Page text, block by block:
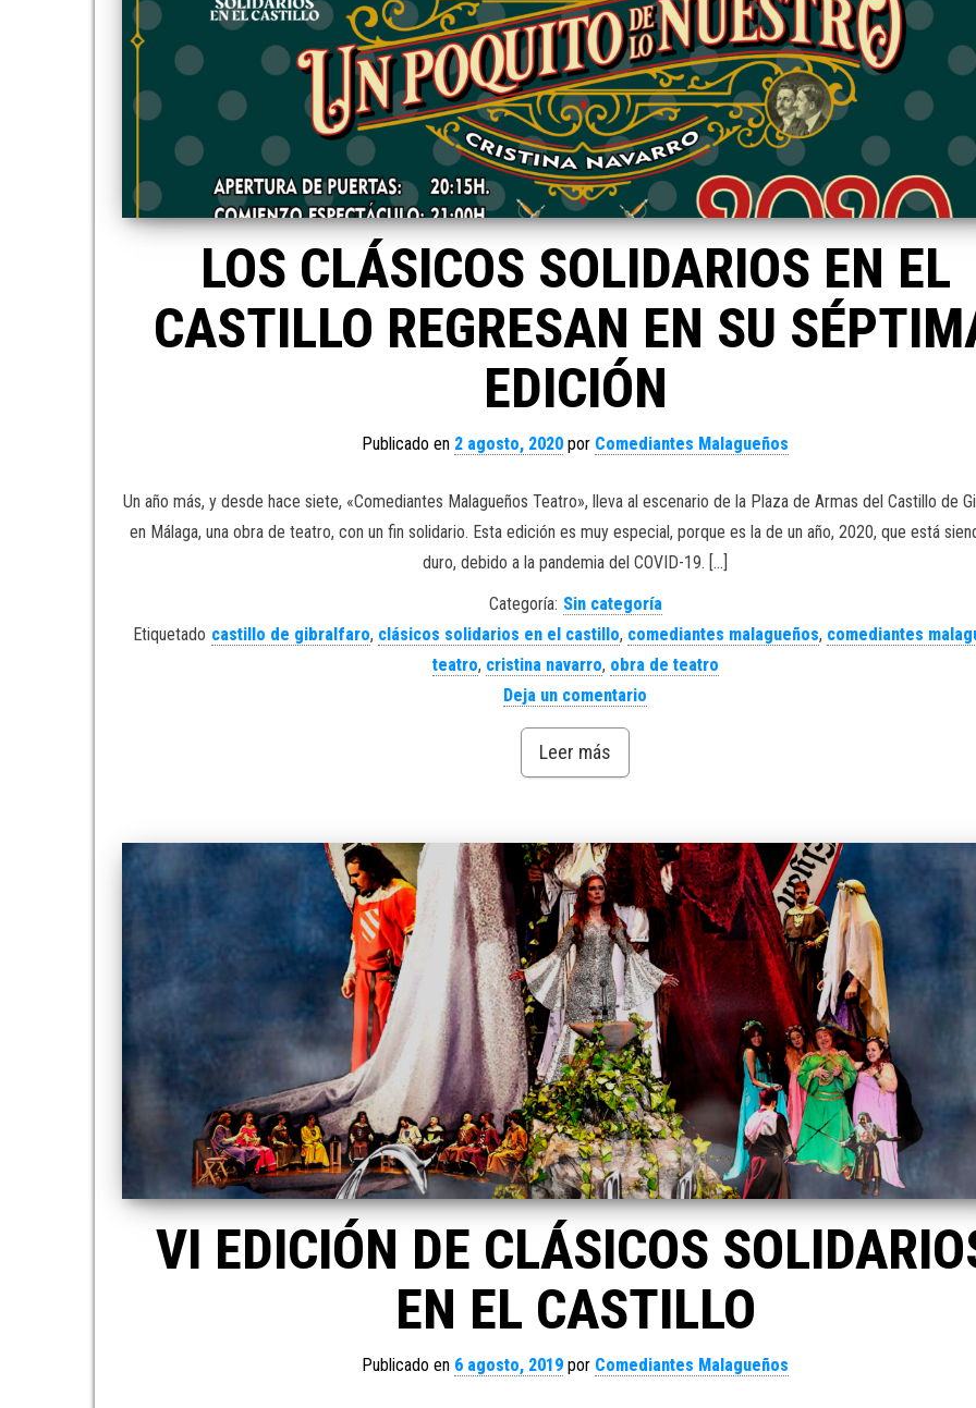
LOS CLÁSICOS SOLIDARIOS EN EL
CASTILLO REGRESAN EN SU
EDICIÓN
Publicado en 2 agosto, 2020 por Comediantes Malagueños
Un año más, y desde hace siete, «Comediantes Malagueños Teatro», lleva al escenario de la Plaza de Armas del Castillo de
en Málaga, una obra de teatro, con un fin solidario. Esta edición es muy especial, porque es la de un año, 2020, que está
duro, debido a la pandemia del COVID-19. […]
Categoría: Sin categoría
Etiquetado castillo de gibralfaro, clásicos solidarios en el castillo, comediantes malagueños, comediantes
teatro, cristina navarro, obra de teatro
Deja un comentario
Leer más
VI EDICIÓN DE CLÁSICOS
EN EL CASTILLO
Publicado en 6 agosto, 2019 por Comediantes Malagueños